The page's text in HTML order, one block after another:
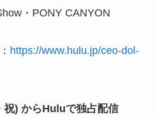
・PONY CANYON
https://www.hulu.jp/ceo-dol-
祝) からHuluで独占配信